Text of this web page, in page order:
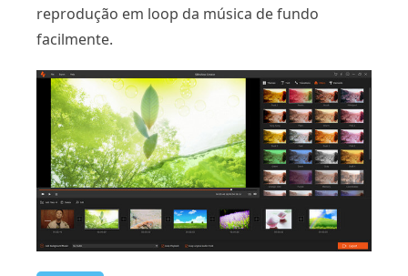
reprodução em loop da música de fundo
facilmente.